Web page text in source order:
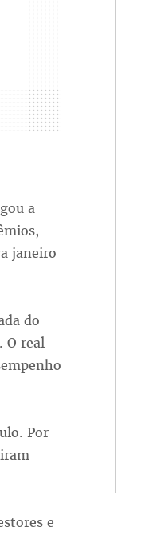
a
janeiro
do
O real
Por
e